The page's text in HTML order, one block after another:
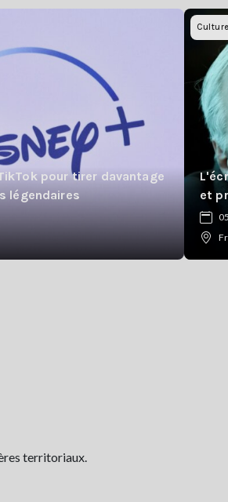
pour tirer davantage
légendaires
Culture
et
territoriaux.